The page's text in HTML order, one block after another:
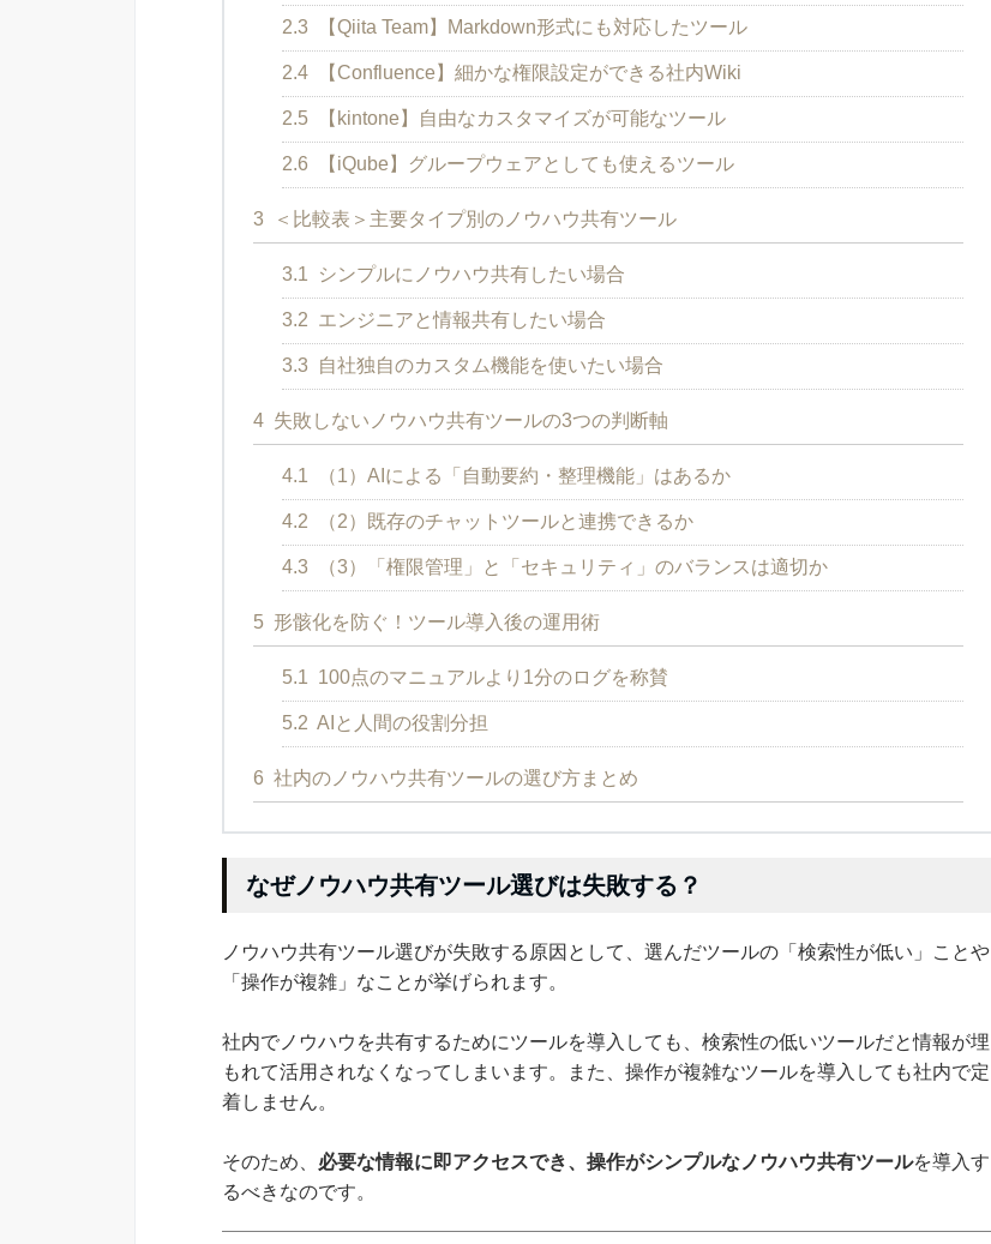
2.3 【Qiita Team】Markdown形式にも対応したツール
2.4 【Confluence】細かな権限設定ができる社内Wiki
2.5 【kintone】自由なカスタマイズが可能なツール
2.6 【iQube】グループウェアとしても使えるツール
3 ＜比較表＞主要タイプ別のノウハウ共有ツール
3.1 シンプルにノウハウ共有したい場合
3.2 エンジニアと情報共有したい場合
3.3 自社独自のカスタム機能を使いたい場合
4 失敗しないノウハウ共有ツールの3つの判断軸
4.1 （1）AIによる「自動要約・整理機能」はあるか
4.2 （2）既存のチャットツールと連携できるか
4.3 （3）「権限管理」と「セキュリティ」のバランスは適切か
5 形骸化を防ぐ！ツール導入後の運用術
5.1 100点のマニュアルより1分のログを称賛
5.2 AIと人間の役割分担
6 社内のノウハウ共有ツールの選び方まとめ
なぜノウハウ共有ツール選びは失敗する？
ノウハウ共有ツール選びが失敗する原因として、選んだツールの「検索性が低い」ことや
「操作が複雑」なことが挙げられます。
社内でノウハウを共有するためにツールを導入しても、検索性の低いツールだと情報が埋
もれて活用されなくなってしまいます。また、操作が複雑なツールを導入しても社内で定
着しません。
そのため、 必要な情報に即アクセスでき、操作がシンプルなノウハウ共有ツールを導入す
るべきなのです。